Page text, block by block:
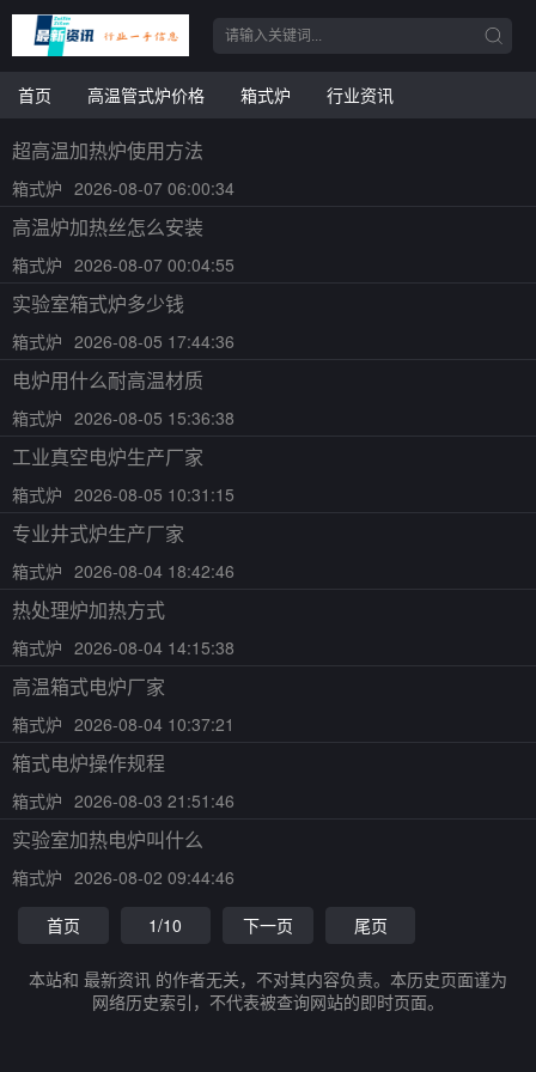
首页 高温管式炉价格 箱式炉 行业资讯
超高温加热炉使用方法
箱式炉 2026-08-07 06:00:34
高温炉加热丝怎么安装
箱式炉 2026-08-07 00:04:55
实验室箱式炉多少钱
箱式炉 2026-08-05 17:44:36
电炉用什么耐高温材质
箱式炉 2026-08-05 15:36:38
工业真空电炉生产厂家
箱式炉 2026-08-05 10:31:15
专业井式炉生产厂家
箱式炉 2026-08-04 18:42:46
热处理炉加热方式
箱式炉 2026-08-04 14:15:38
高温箱式电炉厂家
箱式炉 2026-08-04 10:37:21
箱式电炉操作规程
箱式炉 2026-08-03 21:51:46
实验室加热电炉叫什么
箱式炉 2026-08-02 09:44:46
首页
1/10 下一页 尾页
本站和 最新资讯 的作者无关，不对其内容负责。本历史页面谨为
网络历史索引，不代表被查询网站的即时页面。